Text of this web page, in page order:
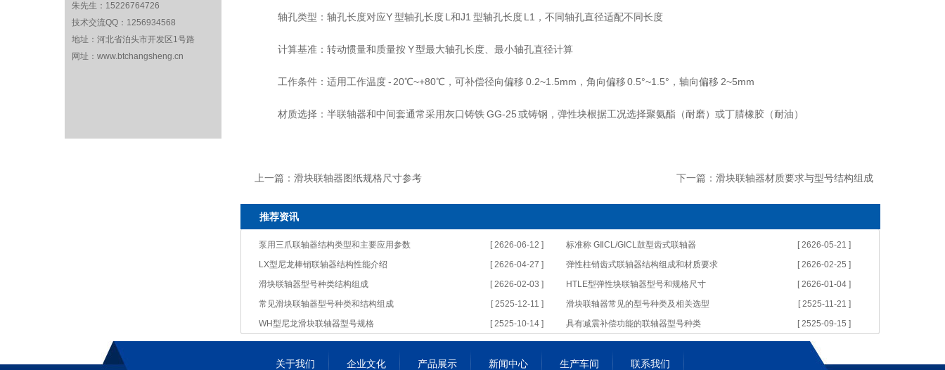
朱先生：15226764726
技术交流QQ：1256934568
地址：河北省泊头市开发区1号路
网址：www.btchangsheng.cn
轴孔类型：轴孔长度对应Y 型轴孔长度 L和J1 型轴孔长度 L1，不同轴孔直径适配不同长度
计算基准：转动惯量和质量按 Y 型最大轴孔长度、最小轴孔直径计算
工作条件：适用工作温度 - 20℃~+80℃，可补偿径向偏移 0.2~1.5mm，角向偏移 0.5°~1.5°，轴向偏移 2~5mm
材质选择：半联轴器和中间套通常采用灰口铸铁 GG-25 或铸钢，弹性块根据工况选择聚氨酯（耐磨）或丁腈橡胶（耐油）
上一篇： 滑块联轴器图纸规格尺寸参考 下一篇： 滑块联轴器材质要求与型号结构组成
推荐资讯
[ 2626-06-12 ]
泵用三爪联轴器结构类型和主要应用参数 [ 2626-05-21 ]
标准称 GⅡCL/GICL鼓型齿式联轴器
[ 2626-04-27 ]
LX型尼龙棒销联轴器结构性能介绍 [ 2626-02-25 ]
弹性柱销齿式联轴器结构组成和材质要求
[ 2626-02-03 ]
滑块联轴器型号种类结构组成 [ 2626-01-04 ]
HTLE型弹性块联轴器型号和规格尺寸
[ 2525-12-11 ]
常见滑块联轴器型号种类和结构组成 [ 2525-11-21 ]
滑块联轴器常见的型号种类及相关选型
[ 2525-10-14 ]
WH型尼龙滑块联轴器型号规格 [ 2525-09-15 ]
具有减震补偿功能的联轴器型号种类
关于我们 企业文化 产品展示 新闻中心 生产车间 联系我们